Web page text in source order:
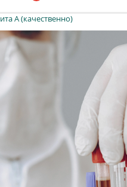
А (качественно)